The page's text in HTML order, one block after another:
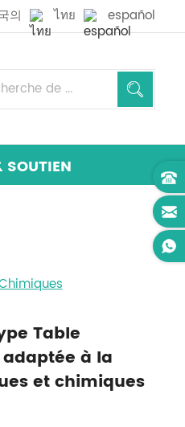
의 ไทย español
SOUTIEN
Table
à la
et chimiques